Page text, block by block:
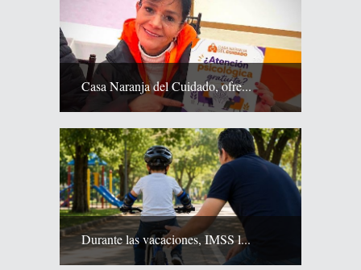
Casa Naranja del Cuidado, ofre...
Durante las vacaciones, IMSS l...